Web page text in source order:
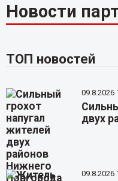
Новости
ТОП новостей
09.8.2026
двух
09.8.2026